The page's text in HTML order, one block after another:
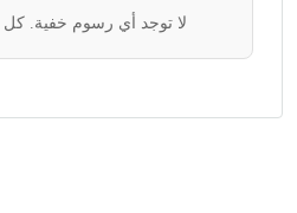
لا توجد أي رسوم خفية.